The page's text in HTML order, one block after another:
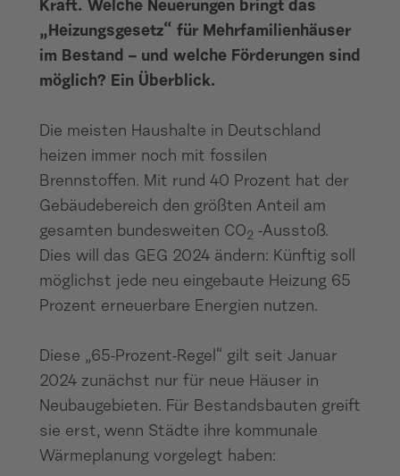
Kraft. Welche Neuerungen bringt das
„Heizungsgesetz“ für Mehrfamilienhäuser
im Bestand – und welche Förderungen sind
möglich? Ein Überblick.
Die meisten Haushalte in Deutschland
heizen immer noch mit fossilen
Brennstoffen. Mit rund 40 Prozent hat der
Gebäudebereich den größten Anteil am
gesamten bundesweiten CO2 -Ausstoß.
Dies will das GEG 2024 ändern: Künftig soll
möglichst jede neu eingebaute Heizung 65
Prozent erneuerbare Energien nutzen.
Diese „65-Prozent-Regel“ gilt seit Januar
2024 zunächst nur für neue Häuser in
Neubaugebieten. Für Bestandsbauten greift
sie erst, wenn Städte ihre kommunale
Wärmeplanung vorgelegt haben: